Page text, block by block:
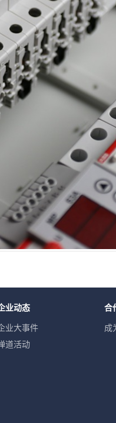
业动态
业大事件
道活动
合
成